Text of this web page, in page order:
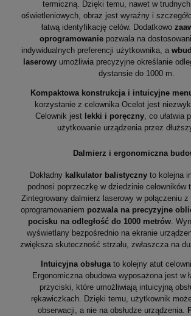
termiczną. Dzięki temu, nawet w
oświetleniowych, obraz jest wyraźny i
łatwą identyfikację celów. Dodatkowo
oprogramowanie pozwala na
indywidualnych preferencji użytkownika, a
laserowy umożliwia precyzyjne określanie
dystansie do 1000 m.
Kompaktowa konstrukcja i intuicyjne
korzystanie z celownika Ocelot jest
Celownik jestlekki i poręczny, co ułatwia
użytkowanie urządzenia przez
Dalmierz i ergonomiczna
Dokładny kalkulator balistyczny to kolejna
podnosi poprzeczkę w dziedzinie celowników
Zintegrowany dalmierz laserowy w połączeniu
oprogramowaniem pozwala na precyzyjne
pocisku na odległość do 1000 metrów.
wyświetlany bezpośrednio na ekranie
zwiększa skuteczność strzału, zwłaszcza na
Intuicyjna obsługato kolejny atut
Ergonomiczna obudowa wyposażona jest w
przyciski, które umożliwiają intuicyjną
rękawiczkach. Dzięki temu, użytkownik
obserwacji, a nie na obsłudze urządzenia.